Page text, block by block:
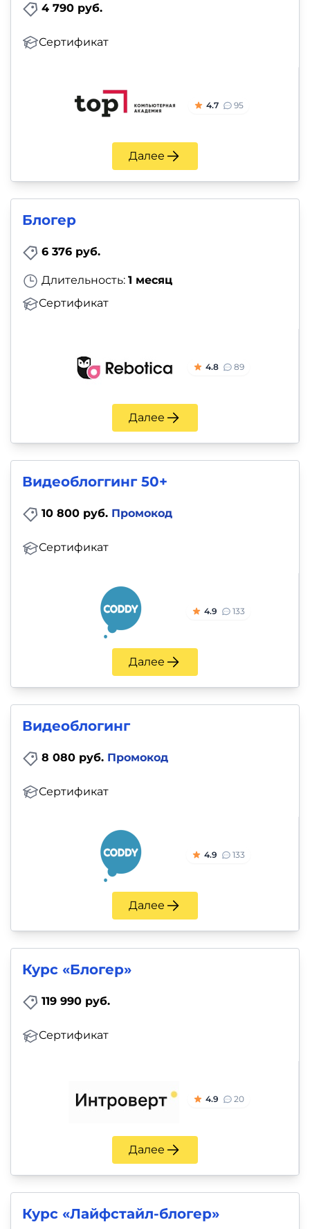
4 790 руб.
Сертификат
4.7 95
Далее
Блогер
6 376 руб.
Длительность: 1 месяц
Сертификат
4.8 89
Далее
Видеоблоггинг 50+
10 800 руб. Промокод
Сертификат
4.9 133
Далее
Видеоблогинг
8 080 руб. Промокод
Сертификат
4.9 133
Далее
Курс «Блогер»
119 990 руб.
Сертификат
4.9 20
Далее
Курс «Лайфстайл-блогер»
саморазвитие
Прочее
Репетиторы
профориентацию